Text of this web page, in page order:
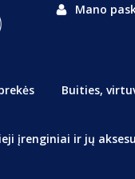
Mano
Buities,
įrenginiai ir jų